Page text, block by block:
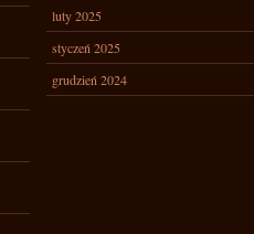
luty 2025
styczeń 2025
grudzień 2024